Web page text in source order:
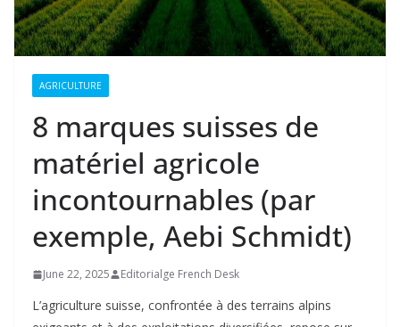
AGRICULTURE
8 marques suisses de
matériel agricole
incontournables (par
exemple, Aebi Schmidt)
June 22, 2025 Editorialge French Desk
L’agriculture suisse, confrontée à des terrains alpins